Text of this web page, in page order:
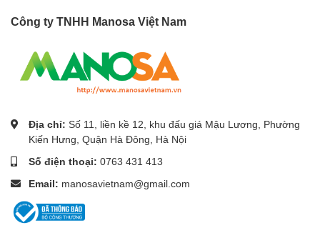
Công ty TNHH Manosa Việt Nam
Địa chỉ: Số 11, liền kề 12, khu đấu giá Mậu Lương, Phường
Kiến Hưng, Quận Hà Đông, Hà Nội
Số điện thoại: 0763 431 413
Email: manosavietnam@gmail.com